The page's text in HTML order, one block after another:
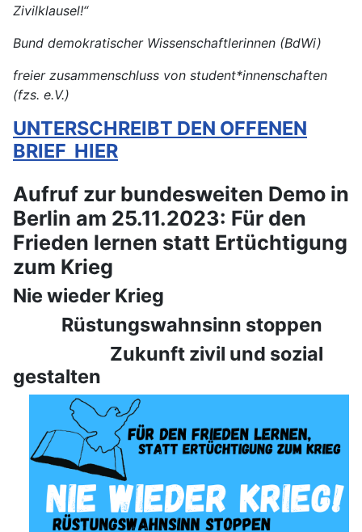
Zivilklausel!“
Bund demokratischer Wissenschaftlerinnen (BdWi)
freier zusammenschluss von student*innenschaften
(fzs. e.V.)
UNTERSCHREIBT DEN OFFENEN
BRIEF HIER
Aufruf zur bundesweiten Demo in
Berlin am 25.11.2023: Für den
Frieden lernen statt Ertüchtigung
zum Krieg
Nie wieder Krieg
Rüstungswahnsinn stoppen
Zukunft zivil und sozial
gestalten